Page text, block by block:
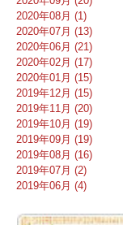
2020年08月 (1)
2020年07月 (13)
2020年06月 (21)
2020年02月 (17)
2020年01月 (15)
2019年12月 (15)
2019年11月 (20)
2019年10月 (19)
2019年09月 (19)
2019年08月 (16)
2019年07月 (2)
2019年06月 (4)